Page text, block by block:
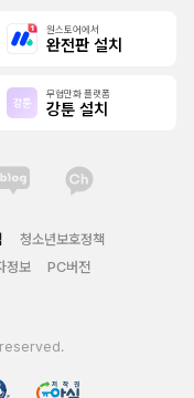
원스토어에서
완전판 설치
무협만화 플랫폼
강툰 설치
청소년보호정책
정보 PC버전